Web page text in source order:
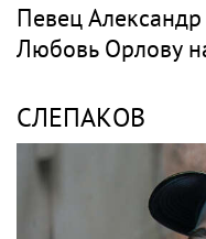
Певец
Любовь Орлову
СЛЕПАКОВ